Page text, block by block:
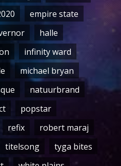
empire state
halle
infinity ward
michael bryan
natuurbrand
popstar
refix
robert maraj
titelsong
tyga bites